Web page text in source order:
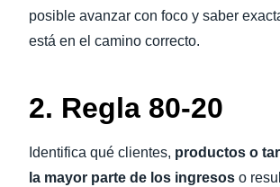
posible avanzar con foco y saber
está en el camino correcto.
2. Regla 80-20
Identifica qué clientes, productos o
la mayor parte de los ingresos o